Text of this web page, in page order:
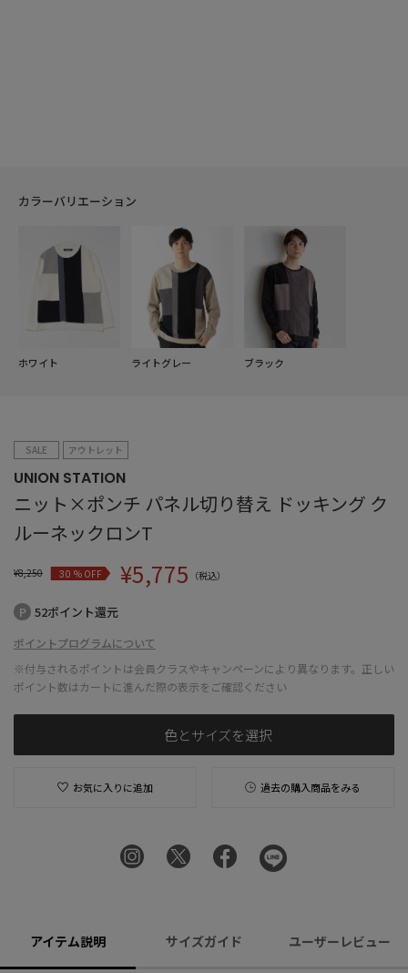
カラーバリエーション
ホワイト ライトグレー ブラック
SALE アウトレット
UNION STATION
ニット×ポンチ パネル切り替え ドッキング ク
ルーネックロンT
¥8,250 30 % OFF ¥5,775 （税込）
52ポイント還元
ポイントプログラムについて
※付与されるポイントは会員クラスやキャンペーンにより異なります。正しい
ポイント数はカートに進んだ際の表示をご確認ください
色とサイズを選択
お気に入りに追加 過去の購入商品をみる
アイテム説明 サイズガイド ユーザーレビュー